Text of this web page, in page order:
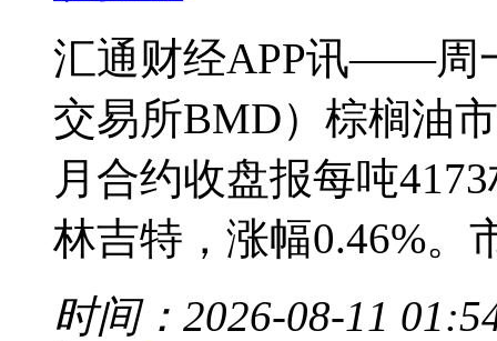
汇通财经APP讯——周
交易所BMD）棕榈油
月合约收盘报每吨
林吉特，涨幅0.46%。
时间：2026-08-11